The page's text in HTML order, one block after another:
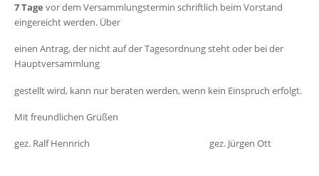
7 Tage vor dem Versammlungstermin schriftlich beim Vorstand
eingereicht werden. Über
einen Antrag, der nicht auf der Tagesordnung steht oder bei der
Hauptversammlung
gestellt wird, kann nur beraten werden, wenn kein Einspruch erfolgt.
Mit freundlichen Grüßen
gez. Ralf Hennrich gez. Jürgen Ott